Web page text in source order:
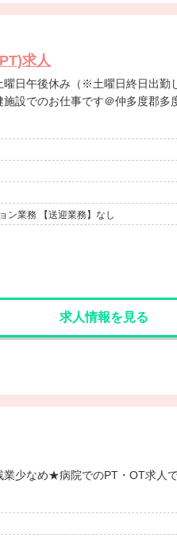
求人
設でのお仕事です＠仲多度郡多
ン業務 【送迎業務】なし
求人情報を見る
日祝休み！★残業少なめ★病院でのPT・OT求